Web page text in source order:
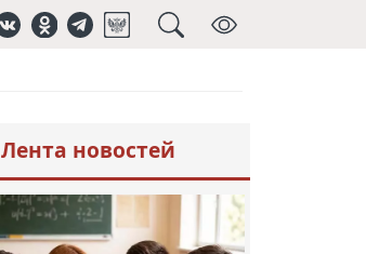
Лента новостей